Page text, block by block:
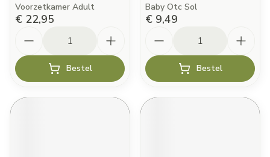
Voorzetkamer Adult
€ 22,95
Bestel
Baby Otc Sol
€ 9,49
Bestel